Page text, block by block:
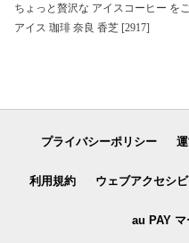
ちょっと贅沢な アイスコーヒー を
アイス 珈琲 奈良 香芝 [2917]
プライバシーポリシー
利用規約 ウェブアクセシ
au PAY